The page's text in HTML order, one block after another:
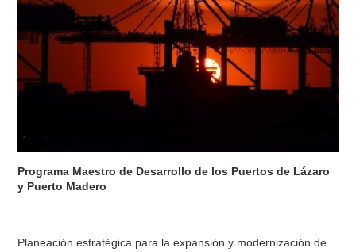
Programa Maestro de Desarrollo de los Puertos de Lázaro
y Puerto Madero
Planeación estratégica para la expansión y modernización de